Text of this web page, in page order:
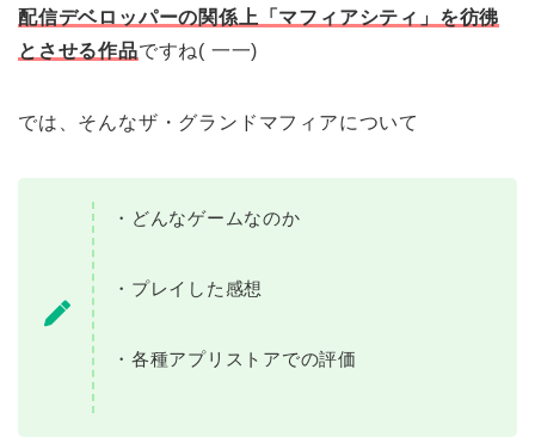
配信デベロッパーの関係上「マフィアシティ」を彷彿
とさせる作品ですね( 一一)
では、そんなザ・グランドマフィアについて
・どんなゲームなのか
・プレイした感想
・各種アプリストアでの評価